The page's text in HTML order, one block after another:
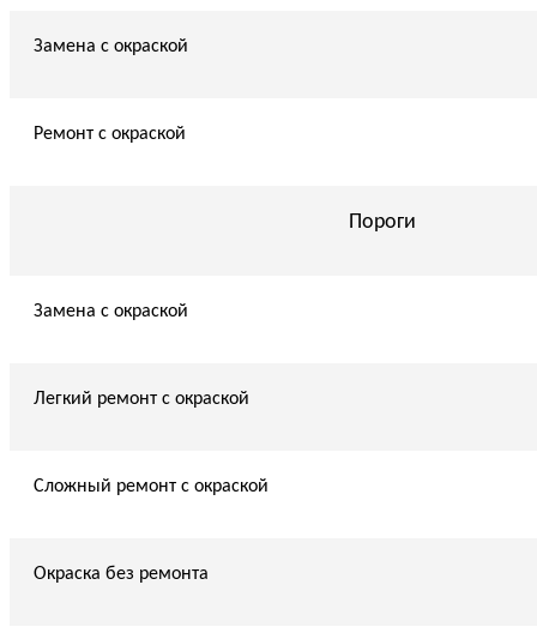
Замена с окраской
Ремонт с окраской
Пороги
Замена с окраской
Легкий ремонт с окраской
Сложный ремонт с окраской
Окраска без ремонта